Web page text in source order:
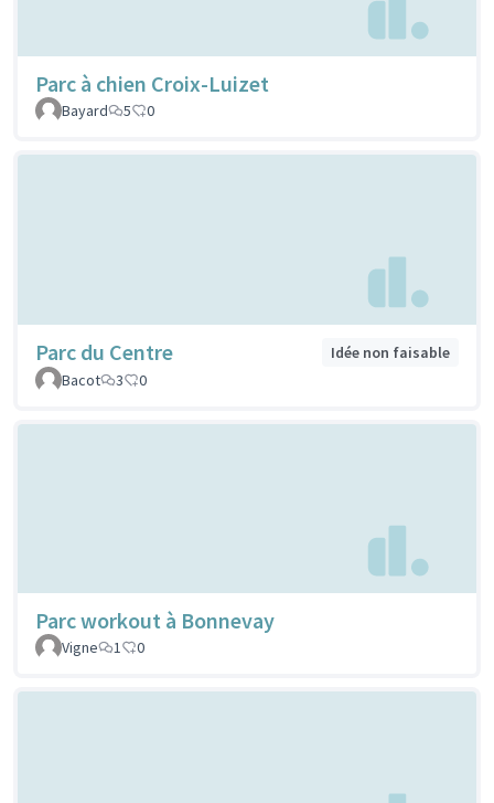
Parc à chien Croix-Luizet
Bayard 5 0
Parc du Centre
Idée non faisable
Bacot
3 0
Parc workout à Bonnevay
Vigne 1 0